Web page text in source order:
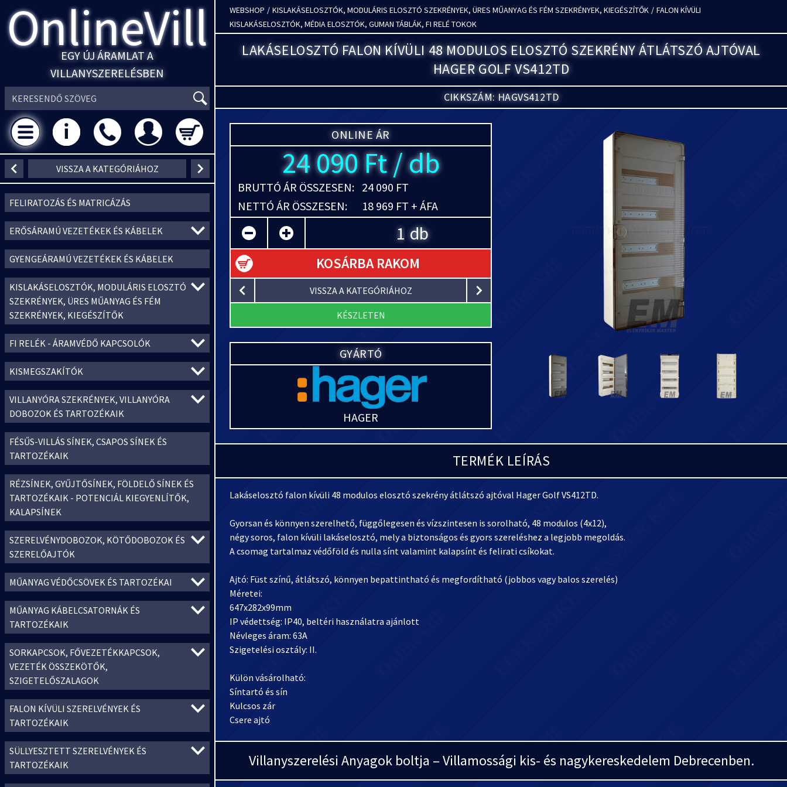
OnlineVill
EGY ÚJ ÁRAMLAT A
VILLANYSZERELÉSBEN
VISSZA A KATEGÓRIÁHOZ
FELIRATOZÁS ÉS MATRICÁZÁS
ERŐSÁRAMÚ VEZETÉKEK ÉS KÁBELEK
GYENGEÁRAMÚ VEZETÉKEK ÉS KÁBELEK
KISLAKÁSELOSZTÓK, MODULÁRIS ELOSZTÓ
SZEKRÉNYEK, ÜRES MŰANYAG ÉS FÉM
SZEKRÉNYEK, KIEGÉSZÍTŐK
FI RELÉK - ÁRAMVÉDŐ KAPCSOLÓK
KISMEGSZAKÍTÓK
VILLANYÓRA SZEKRÉNYEK, VILLANYÓRA
DOBOZOK ÉS TARTOZÉKAIK
FÉSŰS-VILLÁS SÍNEK, CSAPOS SÍNEK ÉS
TARTOZÉKAIK
RÉZSÍNEK, GYŰJTŐSÍNEK, FÖLDELŐ SÍNEK ÉS
TARTOZÉKAIK - POTENCIÁL KIEGYENLÍTŐK,
KALAPSÍNEK
SZERELVÉNYDOBOZOK, KÖTŐDOBOZOK ÉS
SZERELŐAJTÓK
MŰANYAG VÉDŐCSÖVEK ÉS TARTOZÉKAI
MŰANYAG KÁBELCSATORNÁK ÉS
TARTOZÉKAIK
SORKAPCSOK, FŐVEZETÉKKAPCSOK,
VEZETÉK ÖSSZEKÖTŐK,
SZIGETELŐSZALAGOK
FALON KÍVÜLI SZERELVÉNYEK ÉS
TARTOZÉKAIK
SÜLLYESZTETT SZERELVÉNYEK ÉS
TARTOZÉKAIK
WEBSHOP / KISLAKÁSELOSZTÓK, MODULÁRIS ELOSZTÓ SZEKRÉNYEK, ÜRES MŰANYAG ÉS FÉM SZEKRÉNYEK, KIEGÉSZÍTŐK / FALON KÍVÜLI
KISLAKÁSELOSZTÓK, MÉDIA ELOSZTÓK, GUMAN TÁBLÁK, FI RELÉ TOKOK
LAKÁSELOSZTÓ FALON KÍVÜLI 48 MODULOS ELOSZTÓ SZEKRÉNY ÁTLÁTSZÓ AJTÓVAL
HAGER GOLF VS412TD
CIKKSZÁM: HAGVS412TD
ONLINE ÁR
24 090 Ft / db
BRUTTÓ ÁR ÖSSZESEN: 24 090 FT
NETTÓ ÁR ÖSSZESEN:
18 969 FT + ÁFA
db
KOSÁRBA RAKOM
VISSZA A KATEGÓRIÁHOZ
KÉSZLETEN
GYÁRTÓ
HAGER
TERMÉK LEÍRÁS
Lakáselosztó falon kívüli 48 modulos elosztó szekrény átlátszó ajtóval Hager Golf VS412TD.
Gyorsan és könnyen szerelhető, függőlegesen és vízszintesen is sorolható, 48 modulos (4x12),
négy soros, falon kívüli lakáselosztó, mely a biztonságos és gyors szereléshez a legjobb megoldás.
A csomag tartalmaz védőföld és nulla sínt valamint kalapsínt és felirati csíkokat.
Ajtó: Füst színű, átlátszó, könnyen bepattintható és megfordítható (jobbos vagy balos szerelés)
Méretei:
647x282x99mm
IP védettség: IP40, beltéri használatra ajánlott
Névleges áram: 63A
Szigetelési osztály: II.
Külön vásárolható:
Síntartó és sín
Kulcsos zár
Csere ajtó
Villanyszerelési Anyagok boltja – Villamossági kis- és nagykereskedelem Debrecenben.